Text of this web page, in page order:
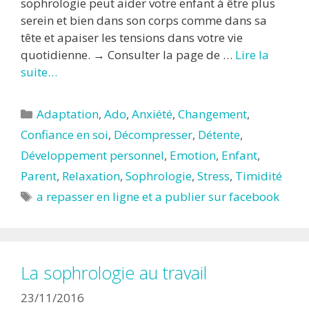
sophrologie peut aider votre enfant à être plus
serein et bien dans son corps comme dans sa
tête et apaiser les tensions dans votre vie
quotidienne. → Consulter la page de … Lire la
suite…
Catégories
Adaptation,Ado,Anxiété,Changement,
Confiance en soi, Décompresser, Détente,
Développement personnel, Emotion, Enfant,
Parent, Relaxation, Sophrologie, Stress, Timidité
Étiquettes
a repasser en ligne et a publier sur facebook
La sophrologie au travail
23/11/2016